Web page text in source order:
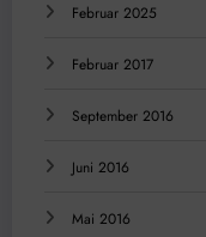
Februar 2025
Februar 2017
September 2016
Juni 2016
Mai 2016